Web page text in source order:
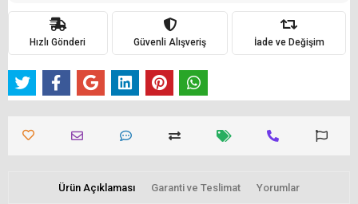
Hızlı Gönderi Güvenli Alışveriş İade ve Değişim
Ürün Açıklaması Garanti ve Teslimat Yorumlar